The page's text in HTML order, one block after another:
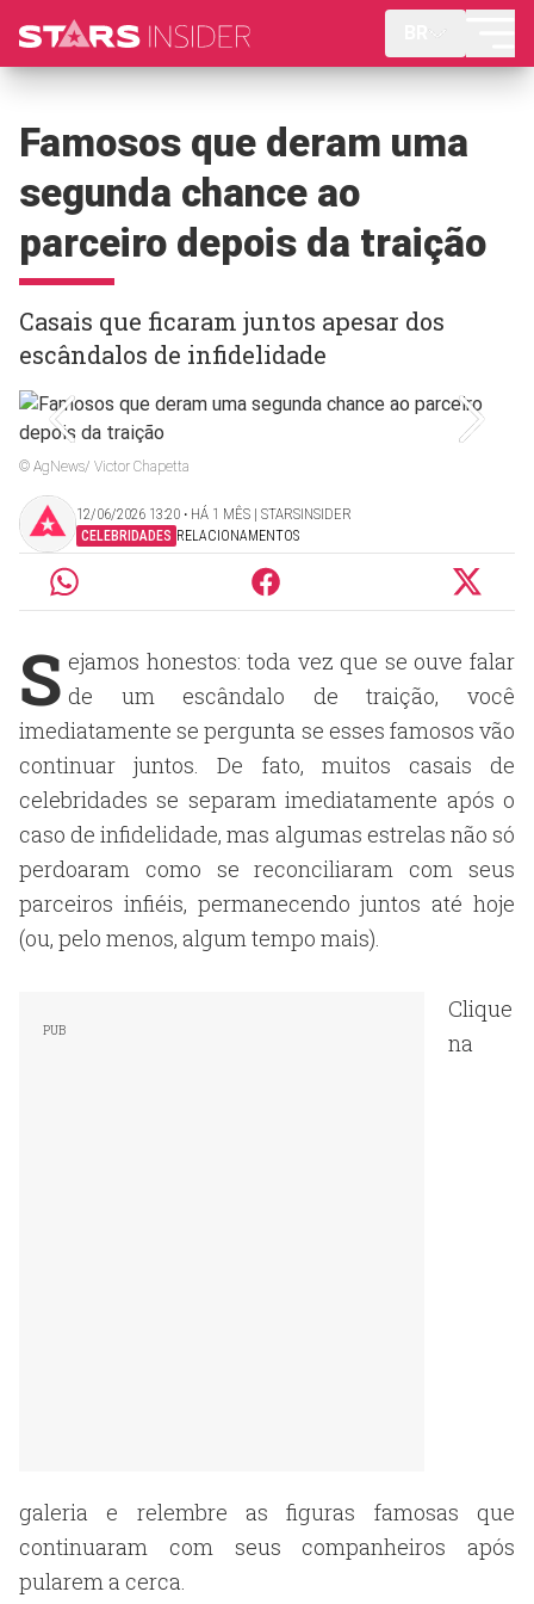
Famosos que deram uma
segunda chance ao
parceiro depois da traição
Casais que ficaram juntos apesar dos
escândalos de infidelidade
© AgNews/ Victor Chapetta
12/06/2026 13:20 ‧ HÁ 1 MÊS | STARSINSIDER
CELEBRIDADES RELACIONAMENTOS
S ejamos honestos: toda vez que se ouve falar
de um escândalo de traição, você
imediatamente se pergunta se esses famosos vão
continuar juntos. De fato, muitos casais de
celebridades se separam imediatamente após o
caso de infidelidade, mas algumas estrelas não só
perdoaram como se reconciliaram com seus
parceiros infiéis, permanecendo juntos até hoje
(ou, pelo menos, algum tempo mais).
Clique
na
galeria e relembre as figuras famosas que
continuaram com seus companheiros após
pularem a cerca.